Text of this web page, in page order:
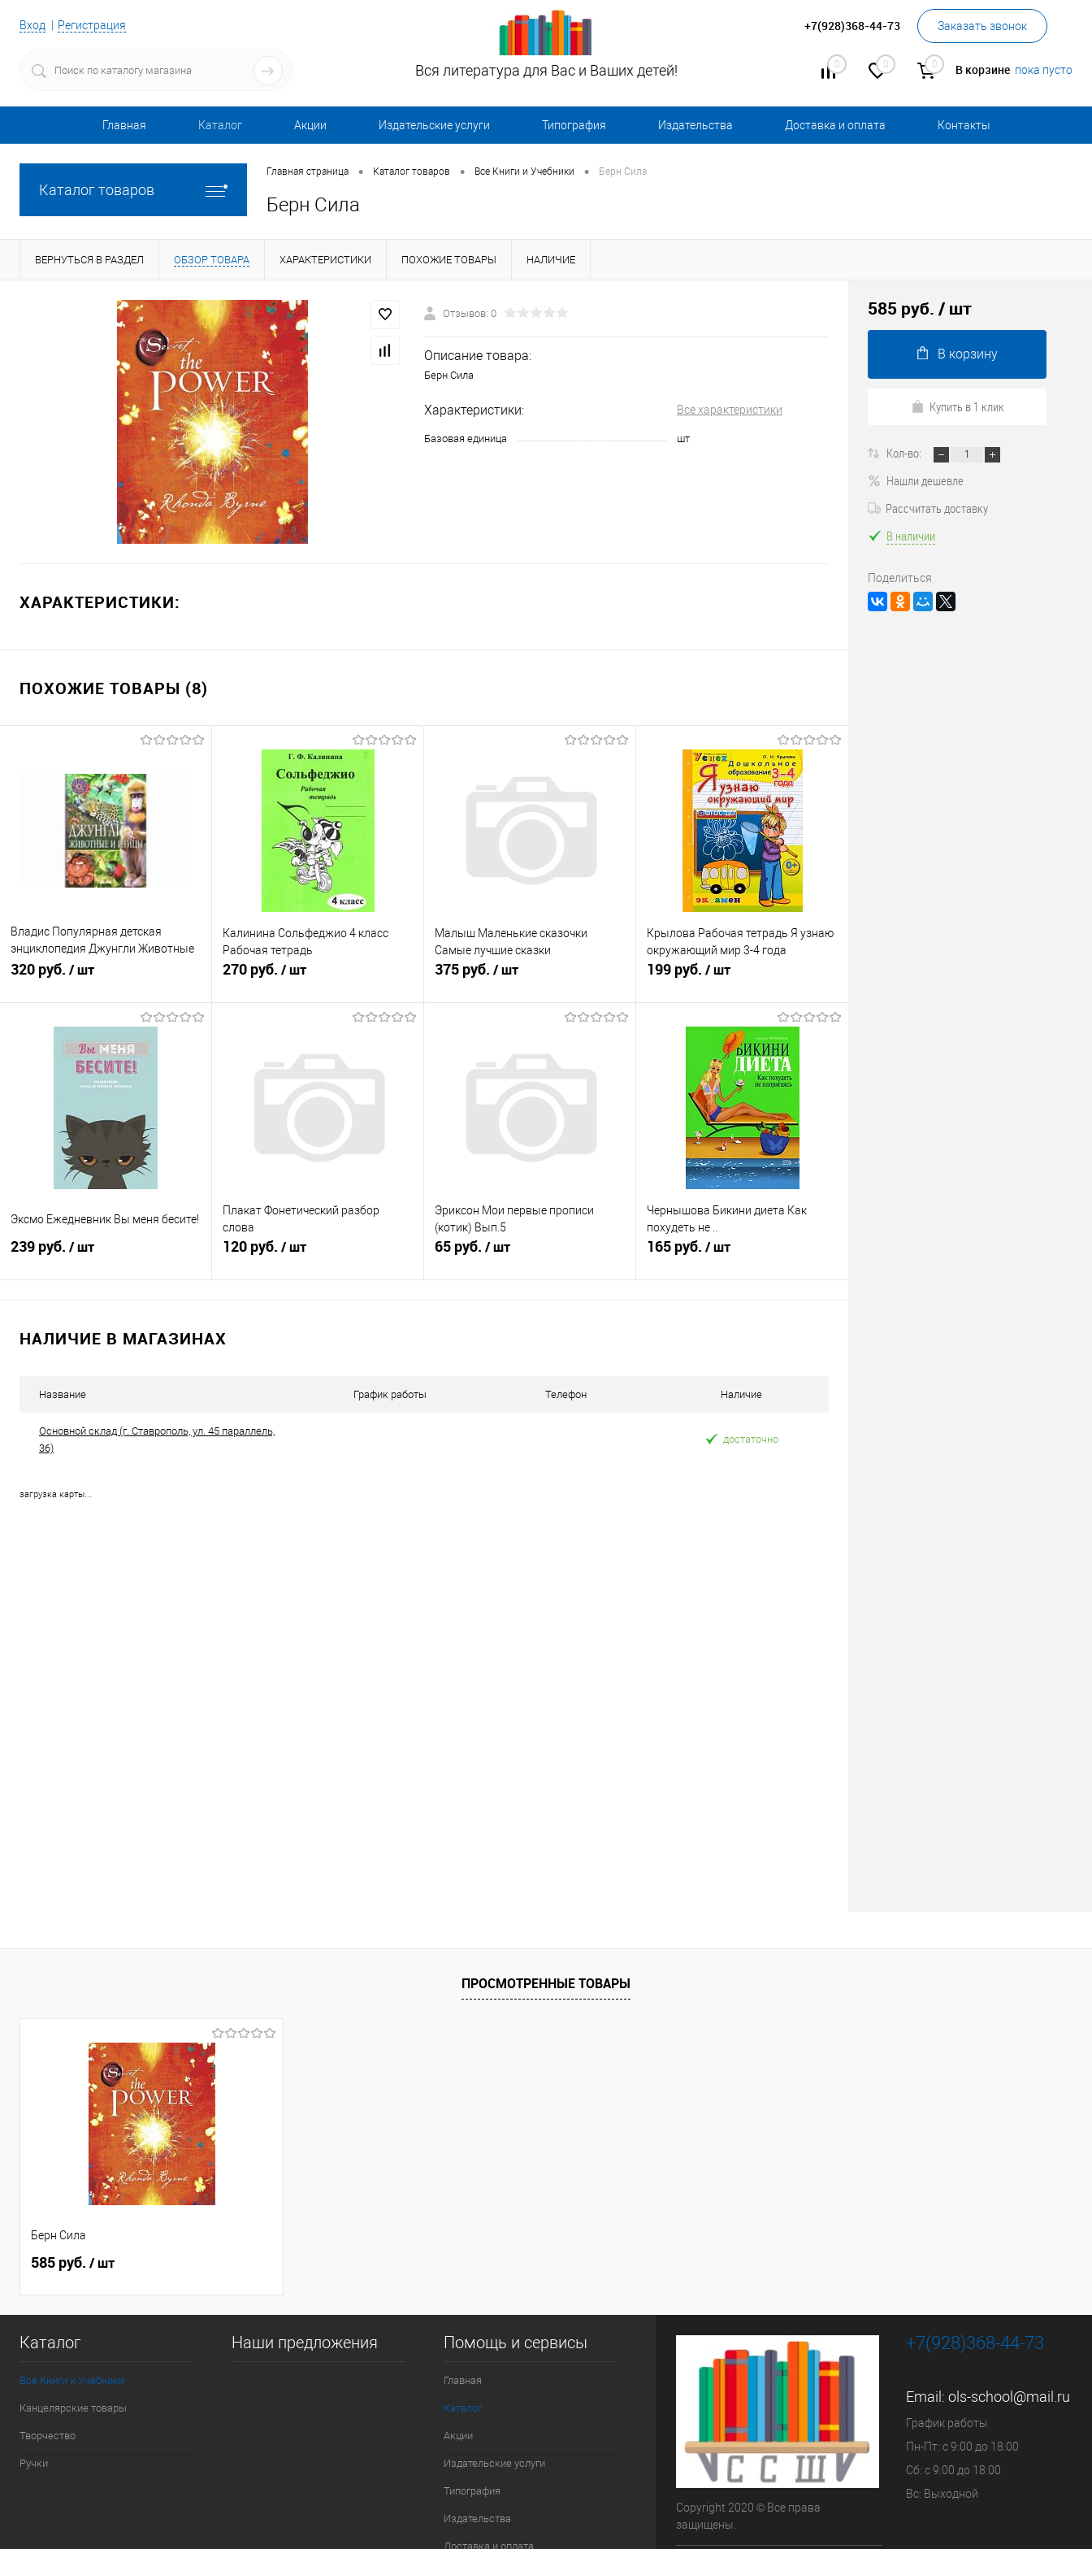
Вход Регистрация +7(928)368-44-73 Заказать звонок
0 0 0 В корзине пока пусто
Вся литература для Вас и Ваших детей!
Главная Каталог Акции Издательские услуги Типография Издательства Доставка и оплата Контакты
Каталог товаров
Главная страница • Каталог товаров • Все Книги и Учебники • Берн Сила
Берн Сила
ВЕРНУТЬСЯ В РАЗДЕЛ ОБЗОР ТОВАРА ХАРАКТЕРИСТИКИ ПОХОЖИЕ ТОВАРЫ НАЛИЧИЕ
Отзывов: 0
Описание товара:
Берн Сила
Характеристики: Все характеристики
Базовая единица шт
ХАРАКТЕРИСТИКИ:
ПОХОЖИЕ ТОВАРЫ (8)
Владис Популярная детская
энциклопедия Джунгли Животные
и птицы
320 руб. / шт
В корзину
Купить в 1 клик
К сравнению
Калинина Сольфеджио 4 класс
Рабочая тетрадь
270 руб. / шт
Купить в 1 клик
К сравнению
В избранное
В наличии
Малыш Маленькие сказочки
Самые лучшие сказки
375 руб. / шт
Купить в 1 клик
К сравнению
В избранное
Недоступно
Крылова Рабочая тетрадь Я узнаю
окружающий мир 3-4 года
199 руб. / шт
Подписаться
Купить в 1 клик
К сравнению
В избранное
Эксмо Ежедневник Вы меня бесите!
239 руб. / шт
Купить в 1 клик
К сравнению
Плакат Фонетический разбор
слова
120 руб. / шт
Эриксон Мои первые прописи
(котик) Вып.5
65 руб. / шт
Чернышова Бикини диета Как
похудеть не ..
165 руб. / шт
НАЛИЧИЕ В МАГАЗИНАХ
Название График работы Телефон Наличие
Основной склад (г. Ставрополь, ул. 45 параллель,
36)
достаточно
загрузка карты...
585 руб. / шт
В корзину
Купить в 1 клик
Кол-во:
Нашли дешевле
Рассчитать доставку
В наличии
Поделиться
ПРОСМОТРЕННЫЕ ТОВАРЫ
Берн Сила
585 руб. / шт
Каталог
Все Книги и Учебники
Канцелярские товары
Творчество
Ручки
Наши предложения Помощь и сервисы
Главная
Каталог
Акции
Издательские услуги
Типография
Издательства
Доставка и оплата
Copyright 2020 © Все права
защищены.
+7(928)368-44-73
Email: ols-school@mail.ru
График работы
Пн-Пт: с 9:00 до 18:00
Сб: с 9:00 до 18:00
Вс: Выходной